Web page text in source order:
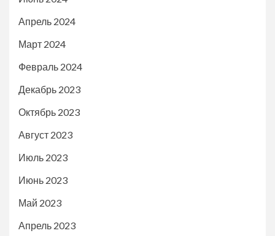
Апрель 2024
Март 2024
Февраль 2024
Декабрь 2023
Октябрь 2023
Август 2023
Июль 2023
Июнь 2023
Май 2023
Апрель 2023